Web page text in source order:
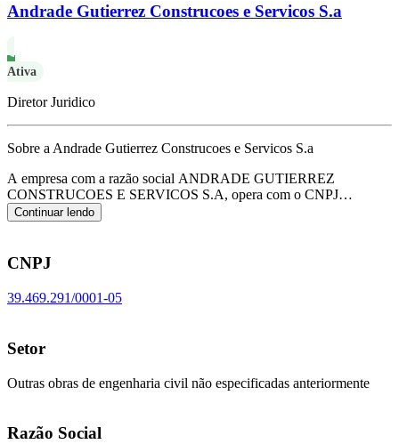
Andrade Gutierrez Construcoes e Servicos S.a
Ativa
Diretor Juridico
Sobre a Andrade Gutierrez Construcoes e Servicos S.a
A empresa com a razão social ANDRADE GUTIERREZ
CONSTRUCOES E SERVICOS S.A, opera com o CNPJ
39.469.291/0001-05 e tem sua sede localizada em Belo
Horizonte/MG.Seu foco principal de atuação é de outras obras de
código CNAE F-4299-5/99.
Continuar lendo
CNPJ
39.469.291/0001-05
Setor
Outras obras de engenharia civil não especificadas anteriormente
Razão Social